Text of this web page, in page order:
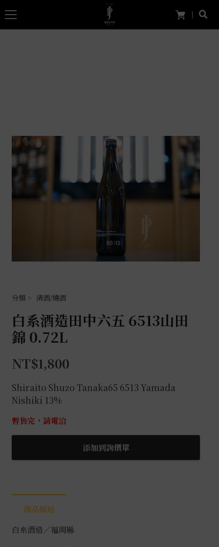
清酒/燒酒
白系酒造田中六五 6513山田
錦 0.72L
NT$1,800
Shiraito Shuzo Tanaka65 6513 Yamada
Nishiki 13%
暫售完，請電洽
添加到詢價單
商品描述
白糸酒造／福岡縣